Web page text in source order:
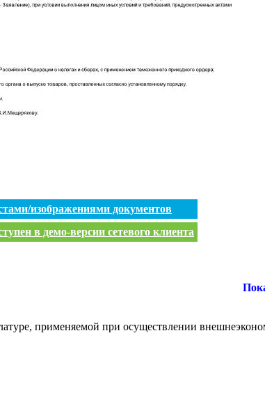
изображениями документов
в демо-версии сетевого клиента
применяемой при осуществлении